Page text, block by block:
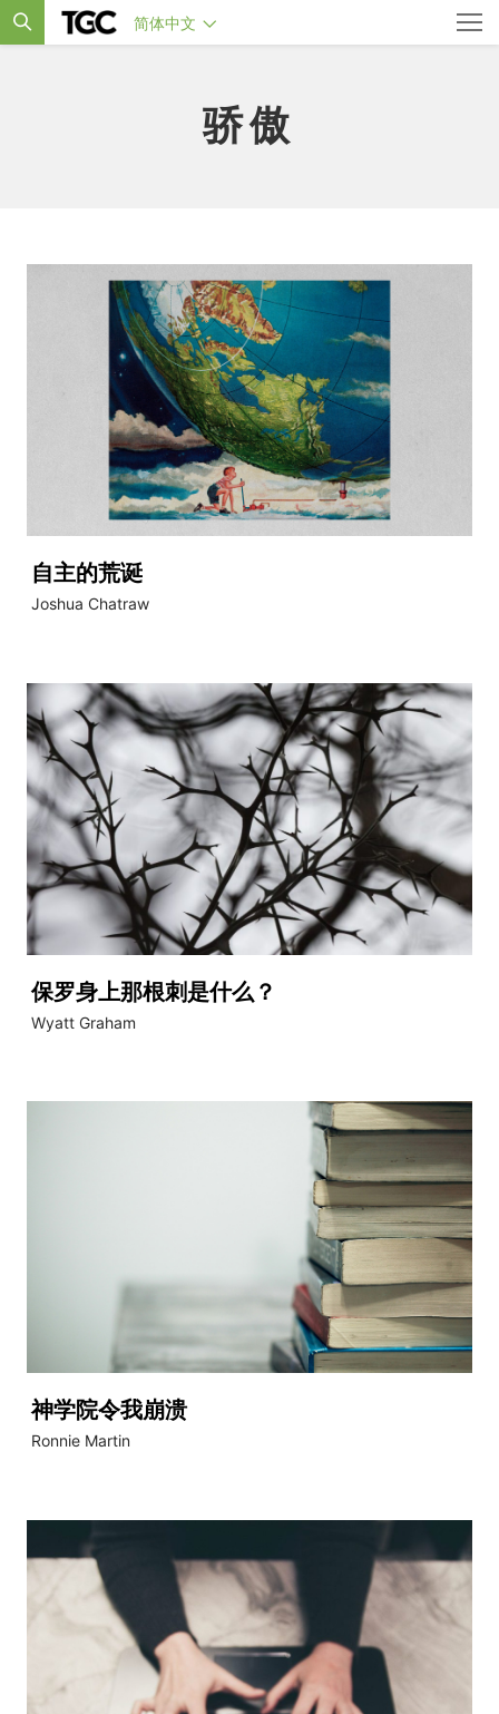
简体中文
骄傲
自主的荒诞
Joshua Chatraw
保罗身上那根刺是什么？
Wyatt Graham
神学院令我崩溃
Ronnie Martin